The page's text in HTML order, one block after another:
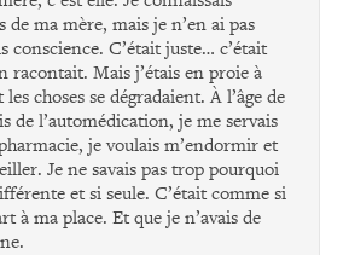
de ma mère, mais je n’en ai pas
conscience. C’était juste… c’était
racontait. Mais j’étais en proie à
choses se dégradaient. À l’âge de
de l’automédication, je me servais
je voulais m’endormir et
Je ne savais pas trop pourquoi
et si seule. C’était comme si
à ma place. Et que je n’avais de